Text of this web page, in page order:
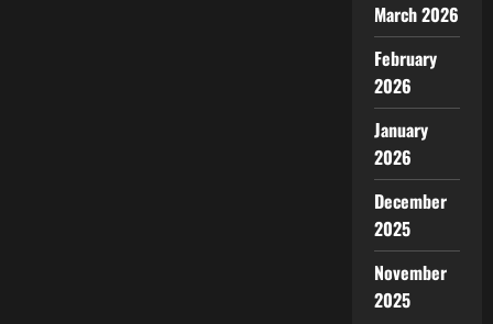
March 2026
February
2026
January
2026
December
2025
November
2025